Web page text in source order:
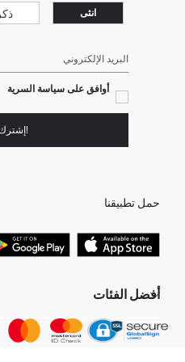
انثى ذكر
البريد الإلكتروني
أوافق على سياسة السرية
حمل تطبيقنا
أفضل الفئات
نساء
رجال